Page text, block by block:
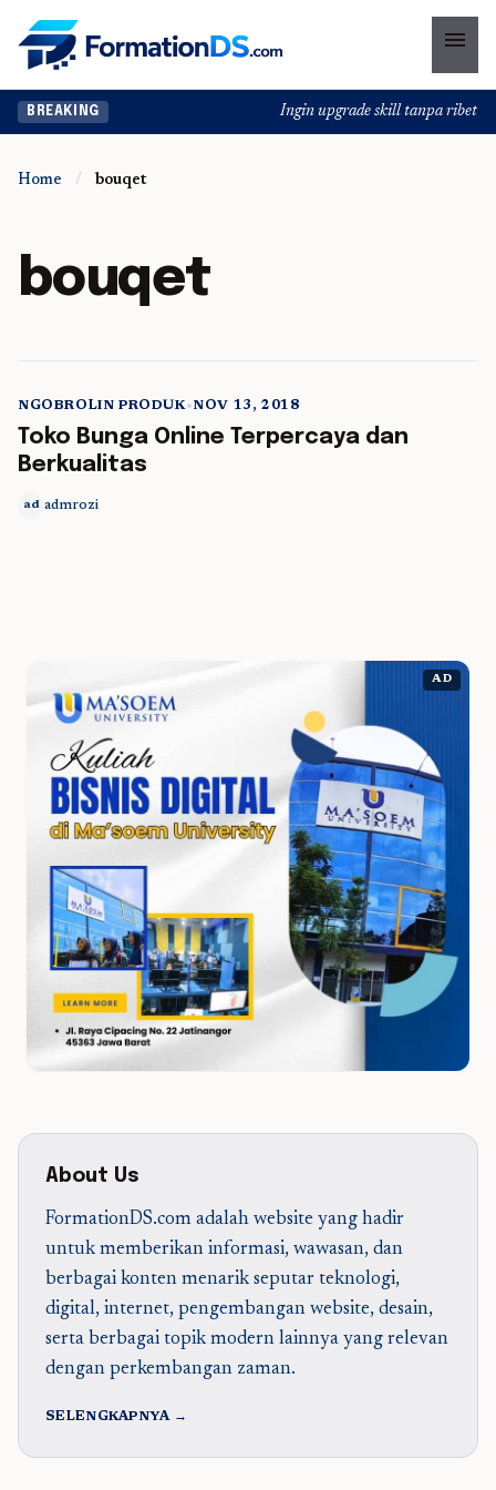
menu
BREAKING Ingin upgrade skill tanpa ribet?
Home / bouqet
bouqet
5 min read
NGOBROLIN PRODUK•NOV 13, 2018
Toko Bunga Online Terpercaya dan
Berkualitas
ad admrozi
AD
About Us
FormationDS.com adalah website yang hadir
untuk memberikan informasi, wawasan, dan
berbagai konten menarik seputar teknologi,
digital, internet, pengembangan website, desain,
serta berbagai topik modern lainnya yang relevan
dengan perkembangan zaman.
SELENGKAPNYA →